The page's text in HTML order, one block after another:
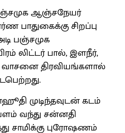
ஆஞ்சநேயர்
பாதுகைக்கு சிறப்பு
பஞ்சமுக
லிட்டர் பால், இளநீர்,
திரவியங்களால்
முடிந்தவுடன் கடம்
வந்து சன்னதி
சாமிக்கு புரோஷணம்